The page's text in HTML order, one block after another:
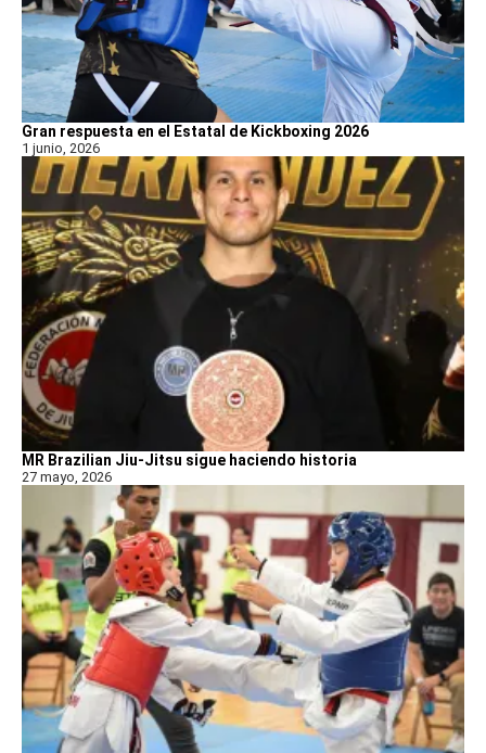
Gran respuesta en el Estatal de Kickboxing 2026
1 junio, 2026
MR Brazilian Jiu-Jitsu sigue haciendo historia
27 mayo, 2026